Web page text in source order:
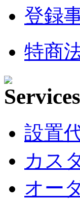
登録
特商
設置
カス
オー